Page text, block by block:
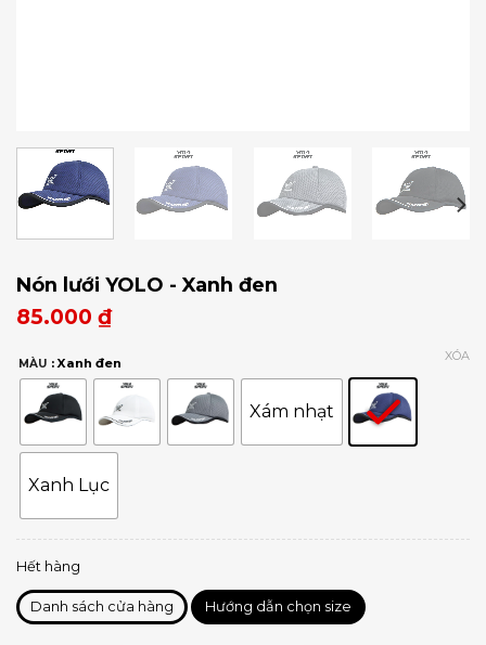
Nón lưới YOLO - Xanh đen
85.000 ₫
MÀU : Xanh đen
Xám nhạt
Xanh Lục
XÓA
Hết hàng
Danh sách cửa hàng Hướng dẫn chọn size